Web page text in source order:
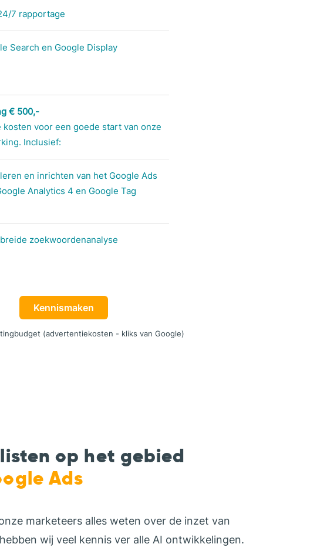
7 rapportage
Search en Google Display
€ 500,-
kosten voor een goede start van onze
Inclusief:
en inrichten van het Google Ads
Analytics 4 en Google Tag
zoekwoordenanalyse
Kennismaken
(advertentiekosten - kliks van Google)
op het gebied
Ads
marketeers alles weten over de inzet van
wij veel kennis ver alle AI ontwikkelingen.